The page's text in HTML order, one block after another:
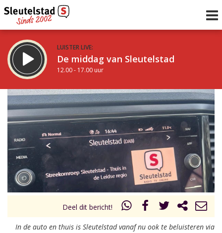
LUISTER LIVE:
De middag van Sleutelstad
12.00 - 17.00 uur
STRAKS:
Sleutelstad 30
17.00 - 19.00 uur
Vorig uur
uur 1 van 0 Volgend uur
Deel dit bericht!
In de auto en thuis is Sleutelstad vanaf nu ook te beluisteren via